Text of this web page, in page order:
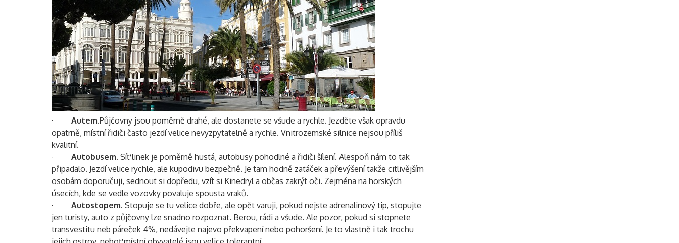
Vyhledávání
· Autem.Půjčovny jsou poměrně drahé, ale dostanete se všude a rychle. Jezděte však opravdu
opatrně, místní řidiči často jezdí velice nevyzpytatelně a rychle. Vnitrozemské silnice nejsou příliš
kvalitní.
· Autobusem. Síť linek je poměrně hustá, autobusy pohodlné a řidiči šílení. Alespoň nám to tak
připadalo. Jezdí velice rychle, ale kupodivu bezpečně. Je tam hodně zatáček a převýšení takže citlivějším
osobám doporučuji, sednout si dopředu, vzít si Kinedryl a občas zakrýt oči. Zejména na horských
úsecích, kde se vedle vozovky povaluje spousta vraků.
· Autostopem. Stopuje se tu velice dobře, ale opět varuji, pokud nejste adrenalinový tip, stopujte
jen turisty, auto z půjčovny lze snadno rozpoznat. Berou, rádi a všude. Ale pozor, pokud si stopnete
transvestitu neb páreček 4%, nedávejte najevo překvapení nebo pohoršení. Je to vlastně i tak trochu